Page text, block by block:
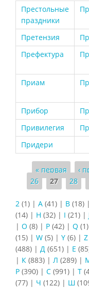
Престольные
праздники
Претензия
Префектура
Приам
Прибор
Привилегия
Придери
Страницы
« первая ‹
26
27 28
2 (1) | A (41) | B (18) |
(14) | H (32) | I (21) |
| O (8) | P (42) | Q (1)
(15) | W (5) | Y (6) | Z
(488) | Д (651) | Е
| К (883) | Л (289) |
Р (390) | С (991) | Т
(77) | Ч (122) | Ш